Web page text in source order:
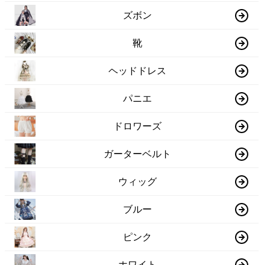
ズボン
靴
ヘッドドレス
パニエ
ドロワーズ
ガーターベルト
ウィッグ
ブルー
ピンク